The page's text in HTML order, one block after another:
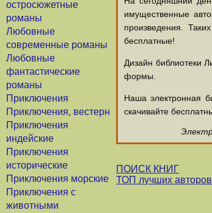
остросюжетные
романы
Любовные
современные романы
Любовные
фантастические
романы
Приключения
Приключения, вестерн
Приключения
индейские
Приключения
исторические
Приключения морские
Приключения с
животными
имущественные
произведения.
бесплатные!
Дизайн библиотеки
формы.
Наша электронная
скачивайте
ПОИСК КНИГ
ТОП лучших авторов